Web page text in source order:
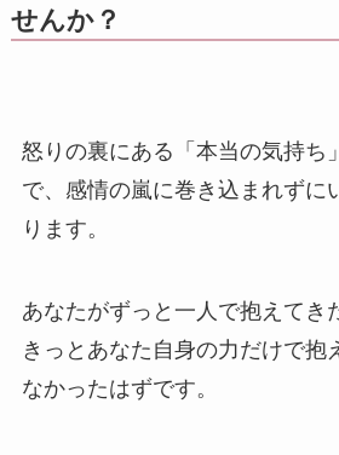
せんか？
怒りの裏にある「本当の気持ち
で、感情の嵐に巻き込まれずに
ります。
あなたがずっと一人で抱えてき
きっとあなた自身の力だけで抱
なかったはずです。